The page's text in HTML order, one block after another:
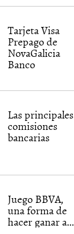
Tarjeta Visa
Prepago de
NovaGalicia
Banco
Las principales
comisiones
bancarias
Juego BBVA,
una forma de
hacer ganar a...